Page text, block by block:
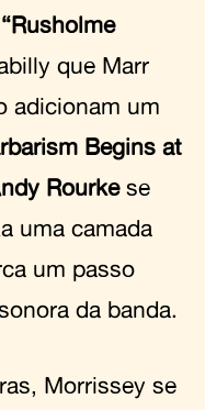
“Rusholme
que Marr
adicionam um
Begins at
Rourkese
uma camada
um passo
da banda.
Morrissey se